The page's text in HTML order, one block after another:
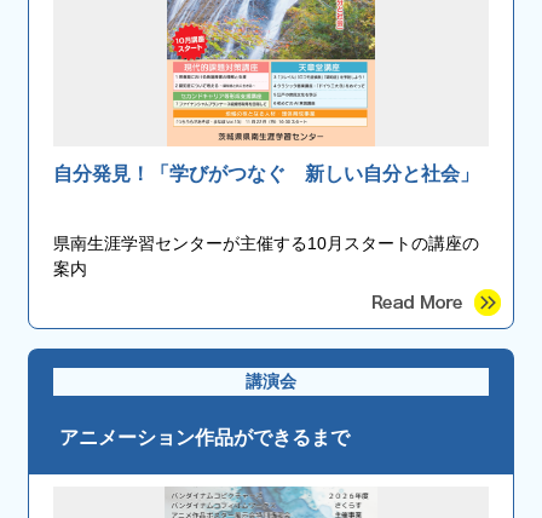
自分発見！「学びがつなぐ 新しい自分と社会」
県南生涯学習センターが主催する10月スタートの講座の
案内
講演会
アニメーション作品ができるまで